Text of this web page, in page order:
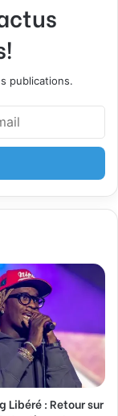
publications.
Libéré : Retour sur